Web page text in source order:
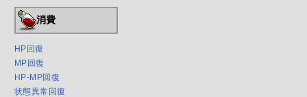
消費
HP回復
MP回復
HP-MP回復
状態異常回復